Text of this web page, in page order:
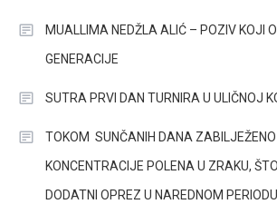
MUALLIMA NEDŽLA ALIĆ – POZIV KOJI
GENERACIJE
SUTRA PRVI DAN TURNIRA U ULIČNOJ
TOKOM SUNČANIH DANA
KONCENTRACIJE POLENA U ZRAKU,
DODATNI OPREZ U NAREDNOM PERIODU.